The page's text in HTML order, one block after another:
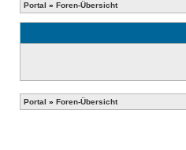
Portal » Foren-Übersicht
Portal » Foren-Übersicht